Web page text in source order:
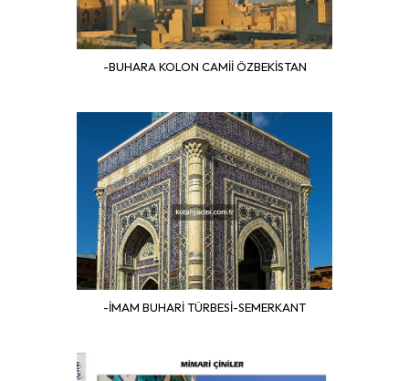
-BUHARA KOLON CAMİİ ÖZBEKİSTAN
-İMAM BUHARİ TÜRBESİ-SEMERKANT